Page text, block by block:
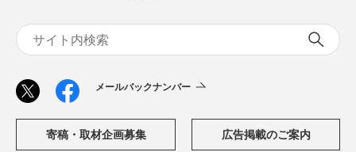
メールバックナンバー
寄稿・取材企画募集 広告掲載のご案内